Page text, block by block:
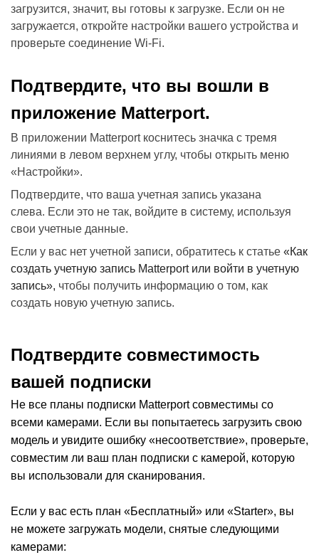
загрузится, значит, вы готовы к загрузке. Если он не
загружается, откройте настройки вашего устройства и
проверьте соединение Wi-Fi.
Подтвердите, что вы вошли в
приложение Matterport.
В приложении Matterport коснитесь значка с тремя
линиями в левом верхнем углу, чтобы открыть меню
«Настройки».
Подтвердите, что ваша учетная запись указана
слева. Если это не так, войдите в систему, используя
свои учетные данные.
Если у вас нет учетной записи, обратитесь к статье «Как
создать учетную запись Matterport или войти в учетную
запись», чтобы получить информацию о том, как
создать новую учетную запись.
Подтвердите совместимость
вашей подписки
Не все планы подписки Matterport совместимы со
всеми камерами. Если вы попытаетесь загрузить свою
модель и увидите ошибку «несоответствие», проверьте,
совместим ли ваш план подписки с камерой, которую
вы использовали для сканирования.
Если у вас есть план «Бесплатный» или «Starter», вы
не можете загружать модели, снятые следующими
камерами: